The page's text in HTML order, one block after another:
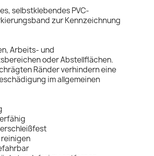
selbstklebendes PVC-
zur Kennzeichnung
Arbeits- und
oder Abstellflächen.
Ränder verhindern eine
im allgemeinen